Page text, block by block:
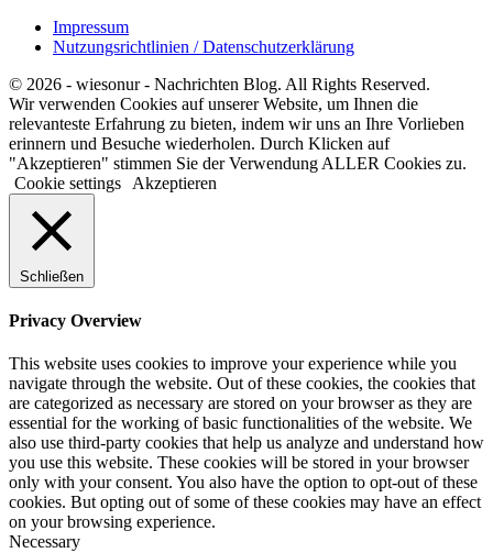
Impressum
Nutzungsrichtlinien / Datenschutzerklärung
© 2026 - wiesonur - Nachrichten Blog. All Rights Reserved.
Wir verwenden Cookies auf unserer Website, um Ihnen die
relevanteste Erfahrung zu bieten, indem wir uns an Ihre Vorlieben
erinnern und Besuche wiederholen. Durch Klicken auf
"Akzeptieren" stimmen Sie der Verwendung ALLER Cookies zu.
Cookie settings
Akzeptieren
Schließen
Privacy Overview
This website uses cookies to improve your experience while you
navigate through the website. Out of these cookies, the cookies that
are categorized as necessary are stored on your browser as they are
essential for the working of basic functionalities of the website. We
also use third-party cookies that help us analyze and understand how
you use this website. These cookies will be stored in your browser
only with your consent. You also have the option to opt-out of these
cookies. But opting out of some of these cookies may have an effect
on your browsing experience.
Necessary